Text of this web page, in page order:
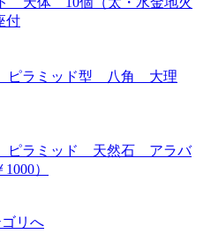
付
ピラミッド型 八角 大理
ピラミッド 天然石 アラバ
）
リへ